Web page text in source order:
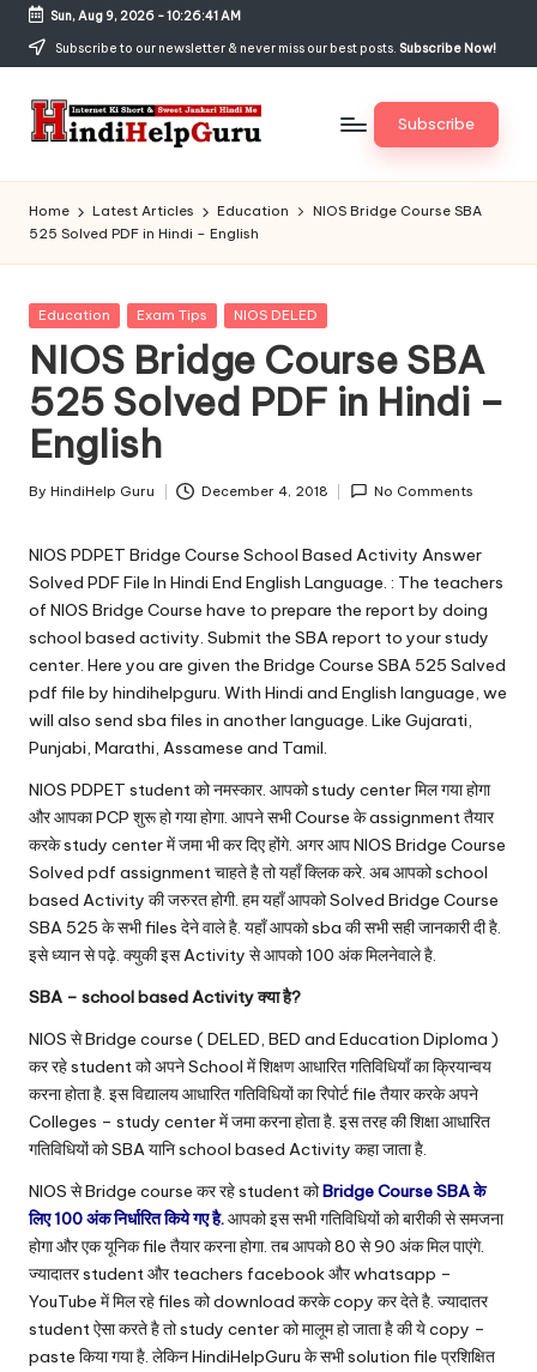
Skip
content
Sun, Aug 9, 2026-10:26:41 AM
Subscribe to our newsletter & never miss our best posts. Subscribe Now!
H
in
di
H
el
p
G
u
r
u.
c
o
m
Jankari
Hindi
me
Subscribe
Home Latest Articles Education
NIOS Bridge Course SBA
525 Solved PDF in Hindi – English
Posted
Education Exam Tips NIOS DELED
NIOS Bridge Course SBA
525 Solved PDF in Hindi –
English
Posted
By HindiHelp Guru December 4, 2018 No Comments
NIOS PDPET Bridge Course School Based Activity Answer
Solved PDF File In Hindi End English Language. : The teachers
of NIOS Bridge Course have to prepare the report by doing
school based activity. Submit the SBA report to your study
center. Here you are given the Bridge Course SBA 525 Salved
pdf file by hindihelpguru. With Hindi and English language, we
will also send sba files in another language. Like Gujarati,
Punjabi, Marathi, Assamese and Tamil.
NIOS PDPET student को नमस्कार. आपको study center मिल गया होगा
और आपका PCP शुरू हो गया होगा. आपने सभी Course के assignment तैयार
करके study center में जमा भी कर दिए होंगे. अगर आप NIOS Bridge Course
Solved pdf assignment चाहते है तोयहाँ क्लिककरे. अब आपको school
based Activity की जरुरत होगी. हम यहाँ आपको Solved Bridge Course
SBA 525 के सभी files देने वाले है. यहाँ आपको sba की सभी सही जानकारी दी है.
इसे ध्यान से पढ़े. क्युकी इस Activity से आपको 100 अंक मिलनेवाले है.
SBA – school based Activity क्या है?
NIOS से Bridge course ( DELED, BED and Education Diploma )
कर रहे student को अपने School में शिक्षण आधारित गतिविधियाँ का क्रियान्वय
करना होता है. इस विद्यालय आधारित गतिविधियों का रिपोर्ट file तैयार करके अपने
Colleges – study center में जमा करना होता है. इस तरह की शिक्षा आधारित
गतिविधियों को SBA यानि school based Activity कहा जाता है.
NIOS से Bridge course कर रहे student कोBridge Course SBA के
लिए 100 अंक निर्धारित किये गए है.आपको इस सभी गतिविधियों को बारीकी से समजना
होगा और एक यूनिक file तैयार करना होगा. तब आपको 80 से 90 अंक मिल पाएंगे.
ज्यादातर student और teachers facebook और whatsapp –
YouTube में मिल रहे files को download करके copy कर देते है. ज्यादातर
student ऐसा करते है तो study center को मालूम हो जाता है की ये copy –
paste किया गया है. लेकिन HindiHelpGuru के सभी solution file प्रशिक्षित